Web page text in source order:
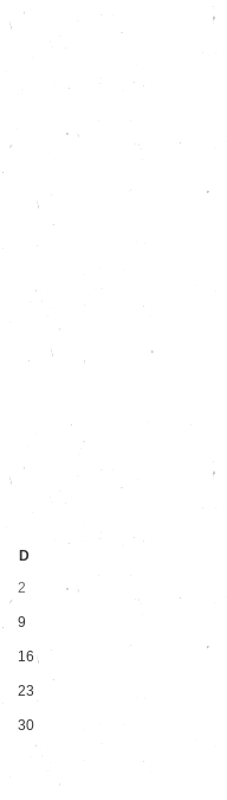
D
2
9
16
23
30